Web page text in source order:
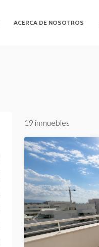
ACERCA DE NOSOTROS
19 inmuebles